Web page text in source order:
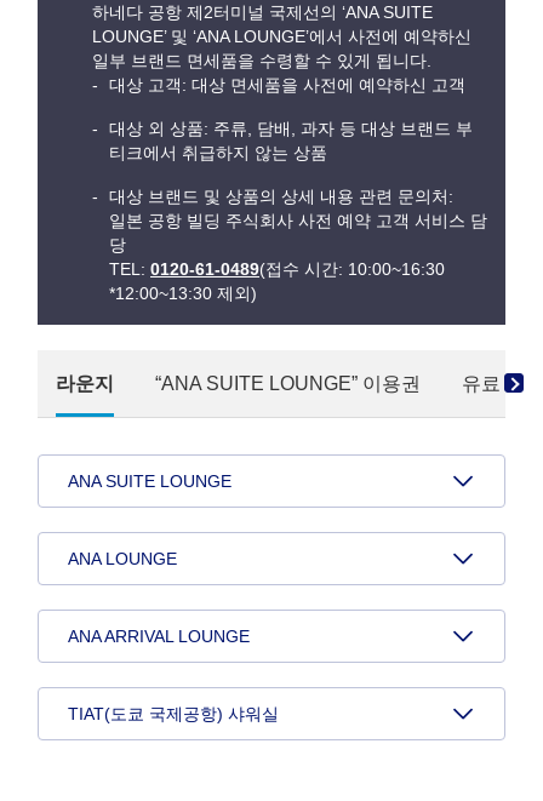
하네다 공항 제2터미널 국제선의 ‘ANA SUITE
LOUNGE’ 및 ‘ANA LOUNGE’에서 사전에 예약하신
일부 브랜드 면세품을 수령할 수 있게 됩니다.
대상 고객: 대상 면세품을 사전에 예약하신 고객
대상 외 상품: 주류, 담배, 과자 등 대상 브랜드 부
티크에서 취급하지 않는 상품
대상 브랜드 및 상품의 상세 내용 관련 문의처:
일본 공항 빌딩 주식회사 사전 예약 고객 서비스 담
당
TEL: 0120-61-0489(접수 시간: 10:00~16:30
*12:00~13:30 제외)
라운지 “ANA SUITE LOUNGE” 이용권 유료 이용
ANA SUITE LOUNGE
ANA LOUNGE
ANA ARRIVAL LOUNGE
TIAT(도쿄 국제공항) 샤워실